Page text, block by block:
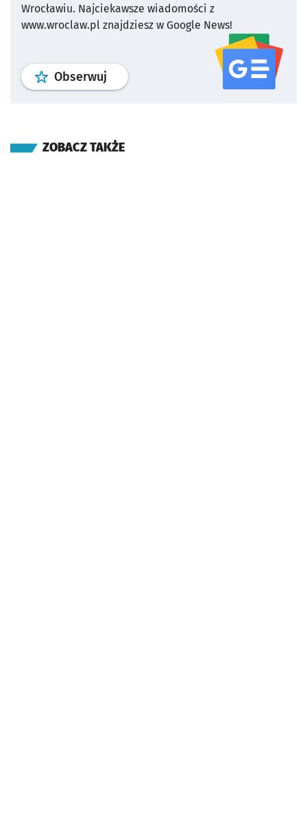
Wrocławiu. Najciekawsze wiadomości z
www.wroclaw.pl znajdziesz w Google News!
Obserwuj profil serwisu
ZOBACZ TAKŻE